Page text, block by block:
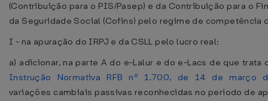
(Contribuição para o PIS/Pasep) e da Contribuição para o
da Seguridade Social (Cofins) pelo regime de competência
I - na apuração do IRPJ e da CSLL pelo lucro real:
a) adicionar, na parte A do e-Lalur e do e-Lacs de que trata
Instrução Normativa RFB nº 1.700, de 14 de março
variações cambiais passivas reconhecidas no período de